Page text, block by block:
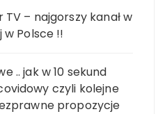
– najgorszy kanał w
w Polsce !!
.. jak w 10 sekund
czyli kolejne
propozycje